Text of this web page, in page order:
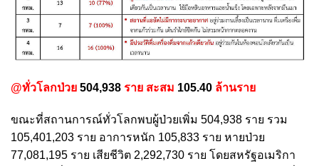
@ทั่วโลกป่วย 504,938 ราย สะสม 105.40 ล้านราย
ขณะที่สถานการณ์ทั่วโลกพบผู้ป่วยเพิ่ม 504,938 ราย รวม
105,401,203 ราย อาการหนัก 105,833 ราย หายป่วย
77,081,195 ราย เสียชีวิต 2,292,730 ราย โดยสหรัฐอเมริกา